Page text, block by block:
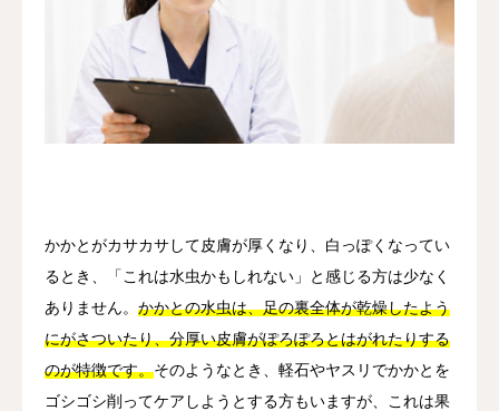
かかとがカサカサして皮膚が厚くなり、白っぽくなってい
るとき、「これは水虫かもしれない」と感じる方は少なく
ありません。 かかとの水虫は、足の裏全体が乾燥したよう
にがさついたり、分厚い皮膚がぽろぽろとはがれたりする
のが特徴です。そのようなとき、軽石やヤスリでかかとを
ゴシゴシ削ってケアしようとする方もいますが、これは果
简体中文 日本語 English Español 한국어